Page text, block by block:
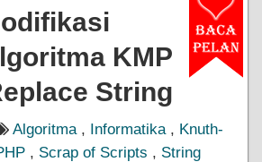
KMP
String
Algoritma , Informatika , Knuth-
, Scrap of Scripts , String